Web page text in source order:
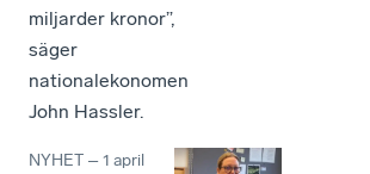
miljarder kronor”,
säger
nationalekonomen
John Hassler.
NYHET –1 april